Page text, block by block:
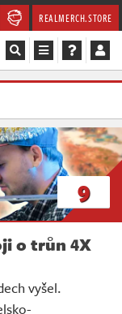
REALMERCH.STORE
9
o trůn 4X
vyšel.